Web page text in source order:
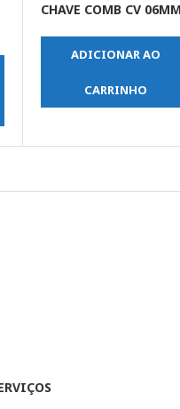
CHAVE COMB CV 06MM
ADICIONAR AO
CARRINHO